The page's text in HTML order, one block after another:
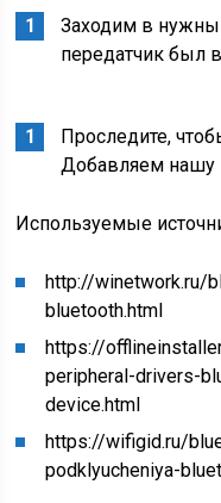
Заходим в
передатчик был
Проследите,
Добавляем нашу
Используемые
http://winetwork.ru/
bluetooth.html
https://
peripheral-drivers-
device.html
https://wifigid.ru/
podklyucheniya-